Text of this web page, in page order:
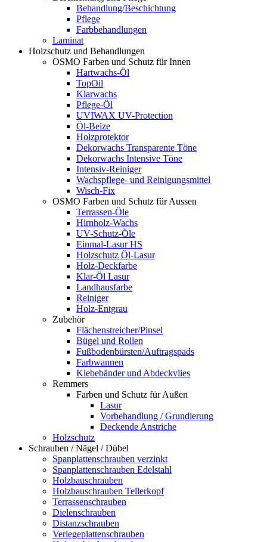
Behandlung/Beschichtung
Pflege
Farbbehandlungen
Laminat
Holzschutz und Behandlungen
OSMO Farben und Schutz für Innen
Hartwachs-Öl
TopOil
Klarwachs
Pflege-Öl
UVIWAX UV-Protection
Öl-Beize
Holzprotektor
Dekorwachs Transparente Töne
Dekorwachs Intensive Töne
Intensiv-Reiniger
Wachspflege- und Reinigungsmittel
Wisch-Fix
OSMO Farben und Schutz für Aussen
Terrassen-Öle
Hirnholz-Wachs
UV-Schutz-Öle
Einmal-Lasur HS
Holzschutz Öl-Lasur
Holz-Deckfarbe
Klar-Öl Lasur
Landhausfarbe
Reiniger
Holz-Entgrau
Zubehör
Flächenstreicher/Pinsel
Bügel und Rollen
Fußbodenbürsten/Auftragspads
Farbwannen
Klebebänder und Abdeckvlies
Remmers
Farben und Schutz für Außen
Lasur
Vorbehandlung / Grundierung
Deckende Anstriche
Holzschutz
Schrauben / Nägel / Dübel
Spanplattenschrauben verzinkt
Spanplattenschrauben Edelstahl
Holzbauschrauben
Holzbauschrauben Tellerkopf
Terrassenschrauben
Dielenschrauben
Distanzschrauben
Verlegeplattenschrauben